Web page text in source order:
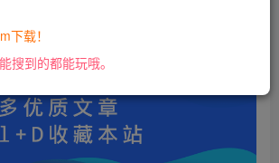
需要验证码，进售后扣裙1050974489
doc/DU0VHUUFRS2xDa1Jp
下载！
搜到的都能玩哦。